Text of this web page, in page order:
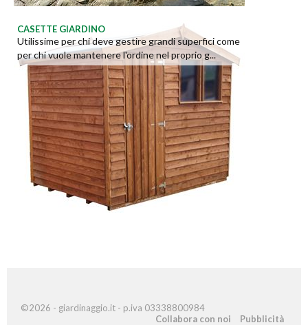
CASETTE GIARDINO
Utilissime per chi deve gestire grandi superfici come
per chi vuole mantenere l'ordine nel proprio g...
©2026 - giardinaggio.it - p.iva 03338800984
Collabora con noi
Pubblicità